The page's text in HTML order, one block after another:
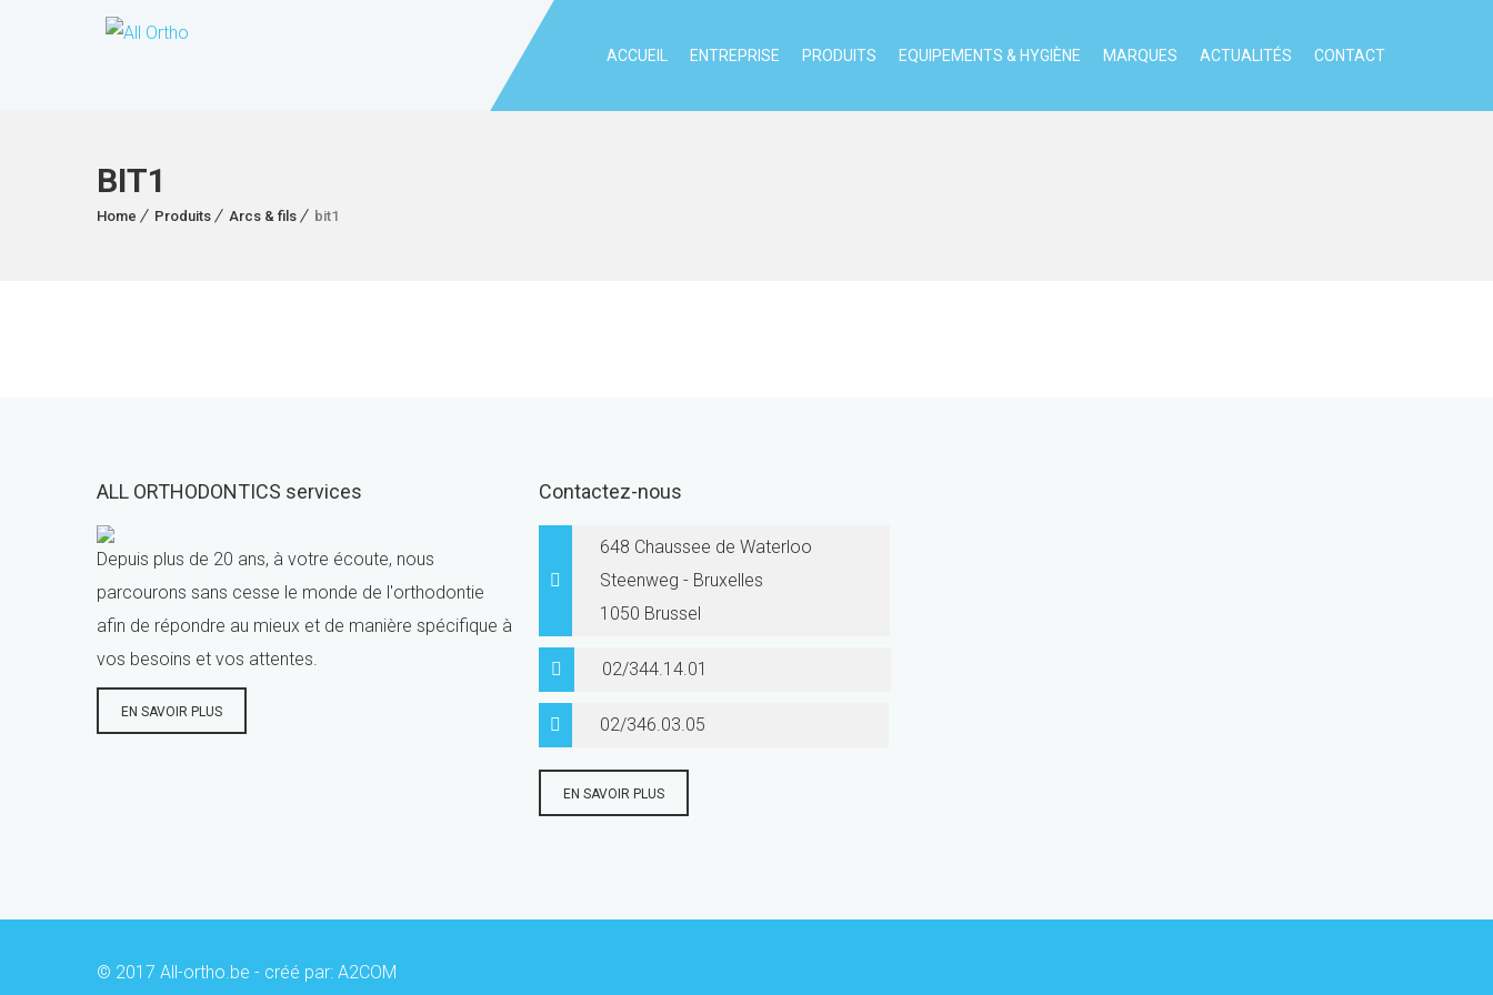
ACCUEIL ENTREPRISE PRODUITS EQUIPEMENTS & HYGIÈNE MARQUES ACTUALITÉS CONTACT
BIT1
Home Produits Arcs & fils bit1
ALL ORTHODONTICS services
Depuis plus de 20 ans, à votre écoute, nous
parcourons sans cesse le monde de l'orthodontie
afin de répondre au mieux et de manière spécifique à
vos besoins et vos attentes.
EN SAVOIR PLUS
Contactez-nous
648 Chaussee de Waterloo
Steenweg - Bruxelles
1050 Brussel
02/344.14.01
02/346.03.05
EN SAVOIR PLUS
© 2017 All-ortho.be - créé par: A2COM